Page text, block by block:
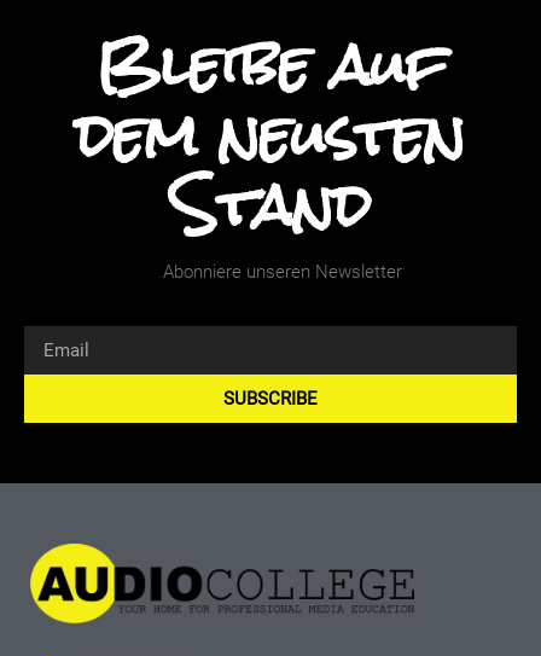
Bleibe auf
dem neusten
Stand
Abonniere unseren Newsletter
SUBSCRIBE